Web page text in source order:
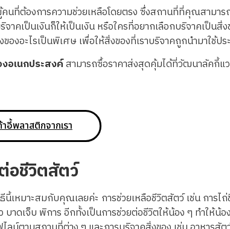
ที่ต้องการความช่วยเหลือโดยตรง ซึ่งสถานที่ที่คุณสามาร
าคเป็นเงินก็ให้เป็นเงิน หรือใครที่อยากเลือกบริจาคเ
งอะไรเป็นพิเศษ เพื่อให้สิ่งของที่เราบริจาคถูกนำมาใช้ปร
อเนกประสงค์สามารถซื้อราคาส่งสุดคุ้มได้ที่วัฒนาลัคกี้แ
อี้พลาสติกจากเรา
อชีวิตสัตว์
เหมาะสมกับคุณเลยค่ะ การช่วยเหลือชีวิตสัตว์ เช่น การ
บาดเจ็บ พิการ อีกทั้งเป็นการช่วยต่อชีวิตให้น้อง ๆ ทำให้